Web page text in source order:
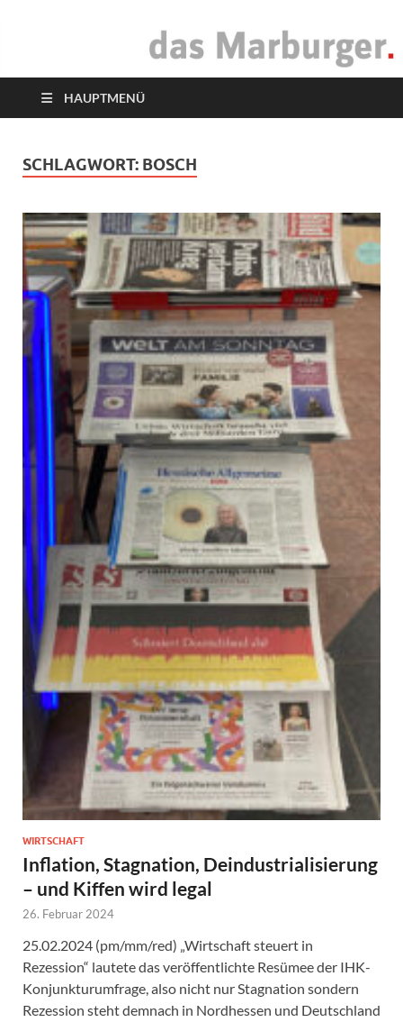
das Marburger.
HAUPTMENÜ
SCHLAGWORT: BOSCH
WIRTSCHAFT
Inflation, Stagnation, Deindustrialisierung
– und Kiffen wird legal
26. Februar 2024
25.02.2024 (pm/mm/red) „Wirtschaft steuert in
Rezession“ lautete das veröffentlichte Resümee der IHK-
Konjunkturumfrage, also nicht nur Stagnation sondern
Rezession steht demnach in Nordhessen und Deutschland